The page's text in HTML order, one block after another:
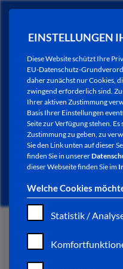
EINSTELLUNGEN
Diese Website schützt Ihre
EU-Datenschutz-
daher zunächst nur Cookies,
zwingend erforderlich sind.
Ihrer aktiven Zustimmung
Basis Ihrer Einstellungen
Seite zur Verfügung stehen.
Zustimmung zu geben, zu
Sie den Link unten auf dieser
finden Sie in unserer
dieser Webseite finden Sie im
Welche Cookies
Statistik /
START